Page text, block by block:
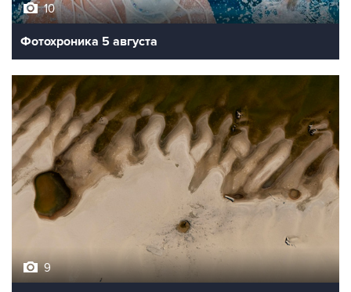
10
Фотохроника 5 августа
9